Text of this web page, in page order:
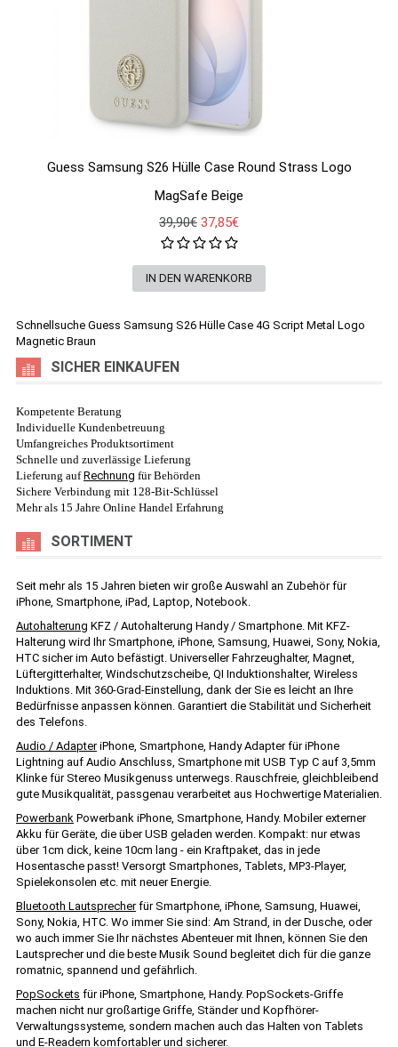
Guess Samsung S26 Hülle Case Round Strass Logo
MagSafe Beige
39,90€ 37,85€
Schnellsuche Guess Samsung S26 Hülle Case 4G Script Metal Logo
Magnetic Braun
SICHER EINKAUFEN
Kompetente Beratung
Individuelle Kundenbetreuung
Umfangreiches Produktsortiment
Schnelle und zuverlässige Lieferung
Lieferung aufRechnung für Behörden
Sichere Verbindung mit 128-Bit-Schlüssel
Mehr als 15 Jahre Online Handel Erfahrung
SORTIMENT
Seit mehr als 15 Jahren bieten wir große Auswahl an Zubehör für
iPhone, Smartphone, iPad, Laptop, Notebook.
Autohalterung KFZ / Autohalterung Handy / Smartphone. Mit KFZ-
Halterung wird Ihr Smartphone, iPhone, Samsung, Huawei, Sony, Nokia,
HTC sicher im Auto befästigt. Universeller Fahrzeughalter, Magnet,
Lüftergitterhalter, Windschutzscheibe, QI Induktionshalter, Wireless
Induktions. Mit 360-Grad-Einstellung, dank der Sie es leicht an Ihre
Bedürfnisse anpassen können. Garantiert die Stabilität und Sicherheit
des Telefons.
Audio / AdapteriPhone, Smartphone, Handy Adapter für iPhone
Lightning auf Audio Anschluss, Smartphone mit USB Typ C auf 3,5mm
Klinke für Stereo Musikgenuss unterwegs. Rauschfreie, gleichbleibend
gute Musikqualität, passgenau verarbeitet aus Hochwertige Materialien.
Powerbank Powerbank iPhone, Smartphone, Handy. Mobiler externer
Akku für Geräte, die über USB geladen werden. Kompakt: nur etwas
über 1cm dick, keine 10cm lang - ein Kraftpaket, das in jede
Hosentasche passt! Versorgt Smartphones, Tablets, MP3-Player,
Spielekonsolen etc. mit neuer Energie.
Bluetooth Lautsprecherfür Smartphone, iPhone, Samsung, Huawei,
Sony, Nokia, HTC. Wo immer Sie sind: Am Strand, in der Dusche, oder
wo auch immer Sie Ihr nächstes Abenteuer mit Ihnen, können Sie den
Lautsprecher und die beste Musik Sound begleitet dich für die ganze
romatnic, spannend und gefährlich.
PopSockets für iPhone, Smartphone, Handy. PopSockets-Griffe
machen nicht nur großartige Griffe, Ständer und Kopfhörer-
Verwaltungssysteme, sondern machen auch das Halten von Tablets
und E-Readern komfortabler und sicherer.